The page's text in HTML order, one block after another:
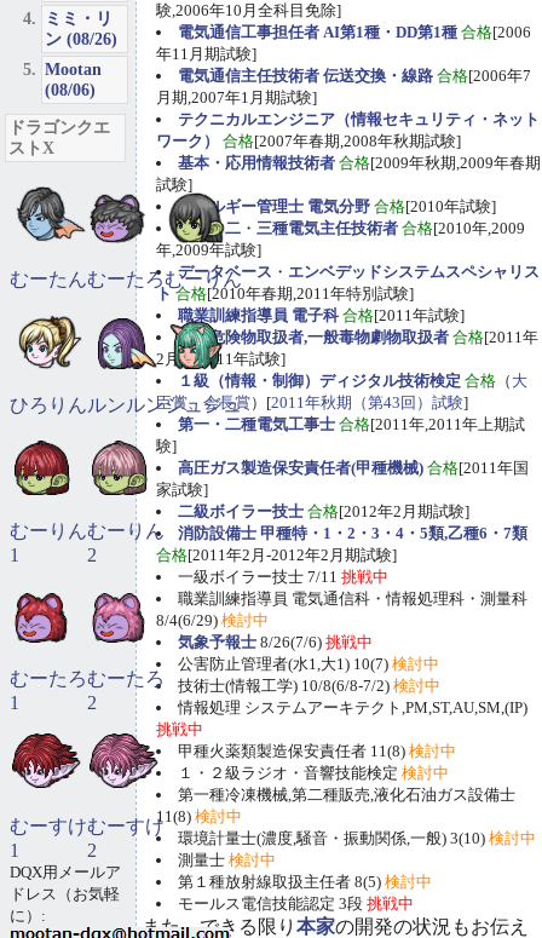
験,2006年10月全科目免除]
電気通信工事担任者 AI第1種・DD第1種 合格[2006
年11月期試験]
電気通信主任技術者 伝送交換・線路 合格[2006年7
月期,2007年1月期試験]
テクニカルエンジニア（情報セキュリティ・ネット
ワーク）
合格[2007年春期,2008年秋期試験]
基本・応用情報技術者 合格[2009年秋期,2009年春期
試験]
エネルギー管理士 電気分野 合格[2010年試験]
第一・二 ・ 三種電気主任技術者 合格[2010年,2009
年,2009年試験]
データベース ・ エンベデッドシステムスペシャリス
ト 合格[2010年春期,2011年特別試験]
職業訓練指導員 電子科 合格[2011年試験]
甲種危険物取扱者,一般毒物劇物取扱者 合格[2011年
2月期,2011年試験]
１級（情報・制御）ディジタル技術検定 合格 （ 大
臣賞、会長賞）[2011年秋期（第43回）試験]
第一・二種電気工事士 合格[2011年,2011年上期試
験]
高圧ガス製造保安責任者(甲種機械) 合格[2011年国
家試験]
二級ボイラー技士 合格[2012年2月期試験]
消防設備士 甲種特・1・2・3・4・5類,乙種6・7類
合格[2011年2月-2012年2月期試験]
一級ボイラー技士 7/11 挑戦中
職業訓練指導員 電気通信科・情報処理科・測量科
8/4(6/29) 検討中
気象予報士 8/26(7/6) 挑戦中
公害防止管理者(水1,大1) 10(7) 検討中
技術士(情報工学) 10/8(6/8-7/2) 検討中
情報処理 システムアーキテクト,PM,ST,AU,SM,(IP)
挑戦中
甲種火薬類製造保安責任者 11(8) 検討中
１・２級ラジオ・音響技能検定 検討中
第一種冷凍機械,第二種販売,液化石油ガス設備士
11(8) 検討中
環境計量士(濃度,騒音・振動関係,一般) 3(10) 検討中
測量士 検討中
第１種放射線取扱主任者 8(5) 検討中
モールス電信技能認定 3段 挑戦中
また、できる限り 本家の開発の状況もお伝え
ミミ・リ
ン (08/26)
Mootan
(08/06)
ドラゴンクエ
ストX
むーたんむーたろむーりん
ひろりんルンルンジュジュ
むーりん
1
むーりん
2
むーたろ
1
むーたろ
2
むーすけ
1
むーすけ
2
DQX用メールア
ドレス（お気軽
に）: